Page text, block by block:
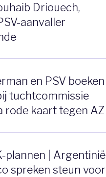
Driouech,
aanvaller
en PSV boeken
tuchtcommissie
rode kaart tegen AZ
plannen | Argentinië
spreken steun voor